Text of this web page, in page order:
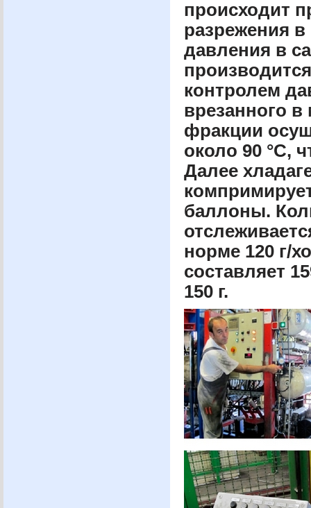
происходит
разрежения
давления в
контролем
врезанного
фракции
около 90 °С,
Далее
баллоны.
норме 120 г/
составляет
150 г.